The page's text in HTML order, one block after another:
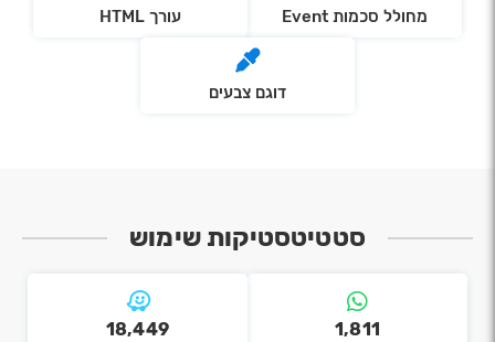
מחולל סכמות Event עורך HTML
דוגם צבעים
סטטיטסטיקות שימוש
1,811
18,449